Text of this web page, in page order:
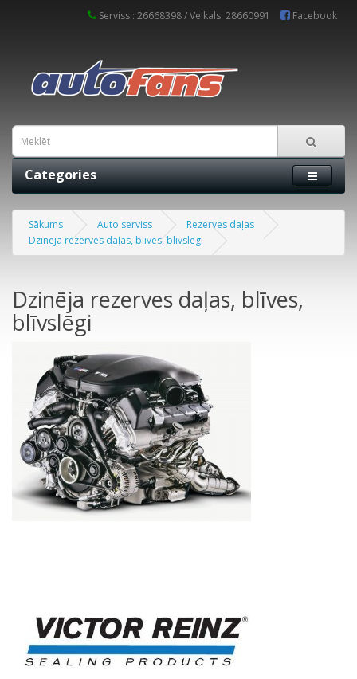
Serviss : 26668398 / Veikals: 28660991 Facebook
Categories
Sākums Auto serviss
Rezerves daļas
Dzinēja rezerves daļas, blīves, blīvslēgi
Dzinēja rezerves daļas, blīves,
blīvslēgi